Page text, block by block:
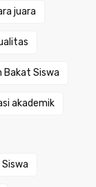
juara
Bakat Siswa
akademik